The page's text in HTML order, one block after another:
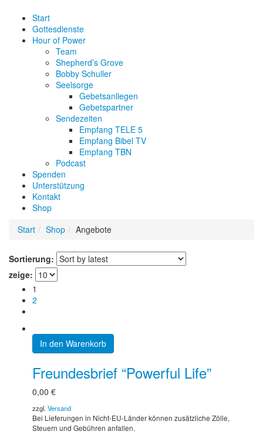
Start
Gottesdienste
Hour of Power
Team
Shepherd’s Grove
Bobby Schuller
Seelsorge
Gebetsanliegen
Gebetspartner
Sendezeiten
Empfang TELE 5
Empfang Bibel TV
Empfang TBN
Podcast
Spenden
Unterstützung
Kontakt
Shop
Start
Shop Angebote
Sortierung:
zeige:
1
2
In den Warenkorb
Freundesbrief “Powerful Life”
0,00 €
zzgl. Versand
Bei Lieferungen in Nicht-EU-Länder können zusätzliche Zölle,
Steuern und Gebühren anfallen.